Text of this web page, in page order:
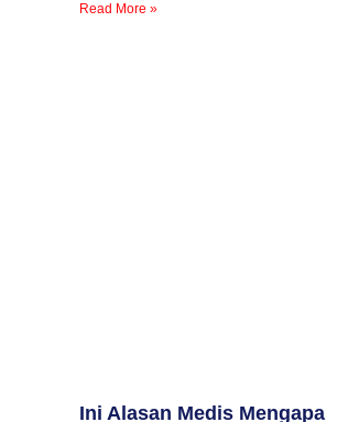
Read More »
Ini Alasan Medis Mengapa